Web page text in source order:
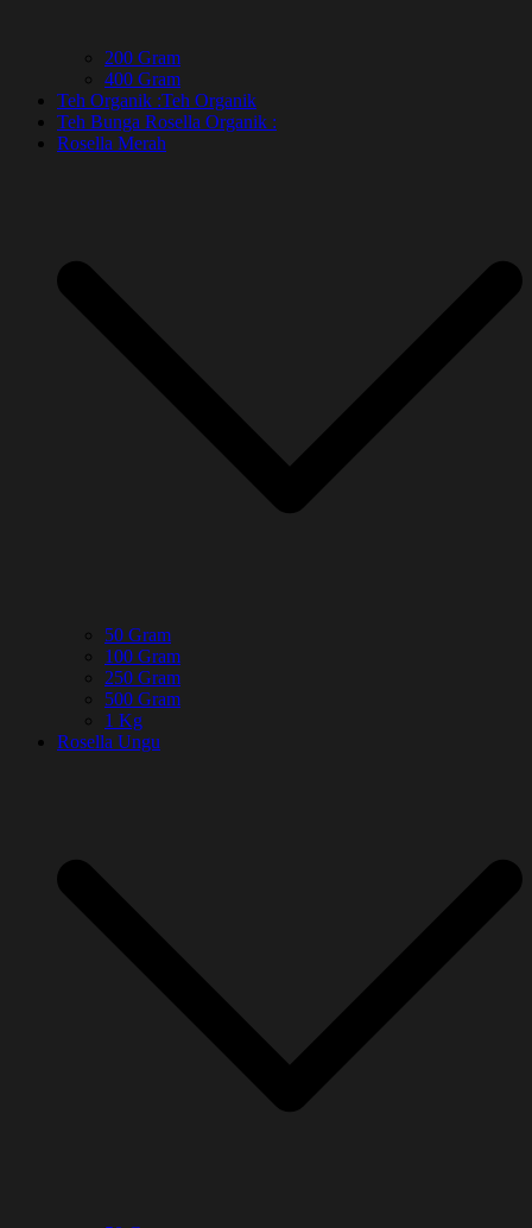
200 Gram
400 Gram
Teh Organik :Teh Organik
Teh Bunga Rosella Organik :
Rosella Merah
50 Gram
100 Gram
250 Gram
500 Gram
1 Kg
Rosella Ungu